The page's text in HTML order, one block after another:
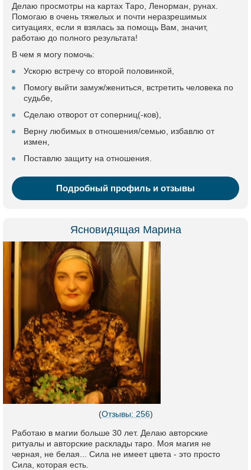
Делаю просмотры на картах Таро, Ленорман, рунах.
Помогаю в очень тяжелых и почти неразрешимых
ситуациях, если я взялась за помощь Вам, значит,
работаю до полного результата!
В чем я могу помочь:
Ускорю встречу со второй половинкой,
Помогу выйти замуж/жениться, встретить человека по
судьбе,
Сделаю отворот от соперниц(-ков),
Верну любимых в отношения/семью, избавлю от
измен,
Поставлю защиту на отношения.
Подробный профиль и отзывы
Ясновидящая Марина
(Отзывы: 256)
Работаю в магии больше 30 лет. Делаю авторские
ритуалы и авторские расклады таро. Моя магия не
черная, не белая... Сила не имеет цвета - это просто
Сила, которая есть.